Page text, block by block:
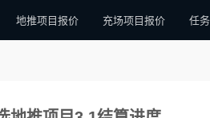
地推项目报价 充场项目报价 任